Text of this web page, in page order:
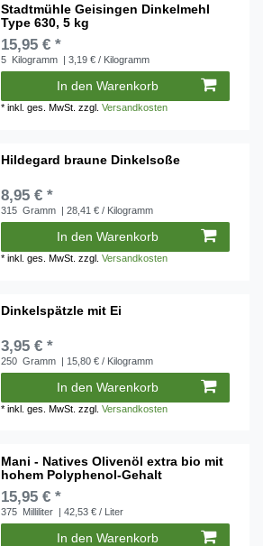
Stadtmühle Geisingen Dinkelmehl
Type 630, 5 kg
15,95 € *
5 Kilogramm | 3,19 € / Kilogramm
In den Warenkorb
*inkl. ges. MwSt. zzgl.Versandkosten
Hildegard braune Dinkelsoße
8,95 € *
315 Gramm | 28,41 € / Kilogramm
In den Warenkorb
*inkl. ges. MwSt. zzgl.Versandkosten
Dinkelspätzle mit Ei
3,95 € *
250 Gramm | 15,80 € / Kilogramm
In den Warenkorb
*inkl. ges. MwSt. zzgl.Versandkosten
Mani - Natives Olivenöl extra bio mit
hohem Polyphenol-Gehalt
15,95 € *
375 Milliliter | 42,53 € / Liter
In den Warenkorb